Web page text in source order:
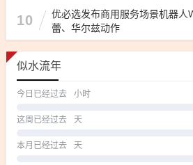
10
优必选发布商用服务场景机器
蕾、华尔兹动作
似水流年
今日已经过去 小时
这周已经过去 天
本月已经过去 天